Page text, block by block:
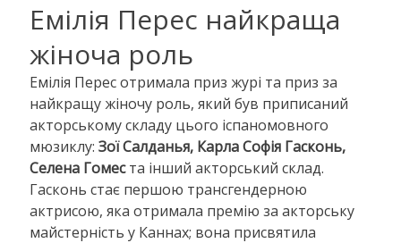
Емілія Перес найкраща
жіноча роль
Емілія Перес отримала приз журі та приз за
найкращу жіночу роль, який був приписаний
акторському складу цього іспаномовного
мюзиклу:Зої Салданья, Карла Софія Гасконь,
Селена Гоместа інший акторський склад.
Гасконь стає першою трансгендерною
актрисою, яка отримала премію за акторську
майстерність у Каннах; вона присвятила